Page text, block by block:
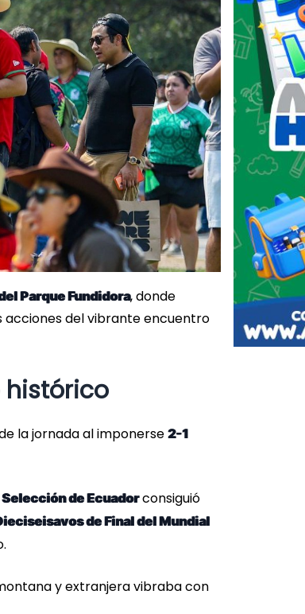
Parque Fundidora, donde
acciones del vibrante encuentro
histórico
la jornada al imponerse2-1
Selección de Ecuadorconsiguió
de Final del Mundial
y extranjera vibraba con